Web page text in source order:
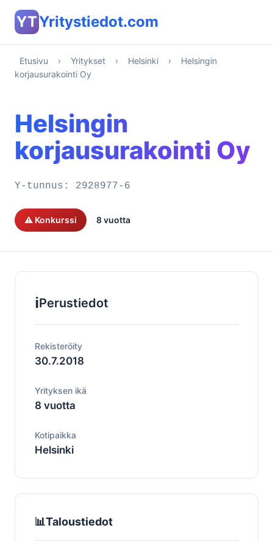
YTYritystiedot.com
Etusivu › Yritykset › Helsinki ›
Helsingin
korjausurakointi Oy
Helsingin
korjausurakointi Oy
Y-tunnus: 2928977-6
⚠️ Konkurssi 8 vuotta
ℹ️Perustiedot
Rekisteröity
30.7.2018
Yrityksen ikä
8 vuotta
Kotipaikka
Helsinki
📊Taloustiedot